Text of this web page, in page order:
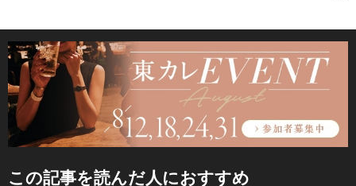
この記事を読んだ人におすすめ